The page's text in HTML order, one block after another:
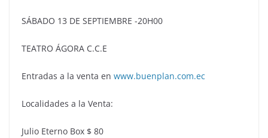
SÁBADO 13 DE SEPTIEMBRE -20H00
TEATRO ÁGORA C.C.E
Entradas a la venta en www.buenplan.com.ec
Localidades a la Venta:
Julio Eterno Box $ 80